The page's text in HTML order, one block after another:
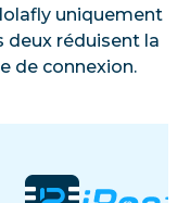
uniquement
réduisent la
de connexion.